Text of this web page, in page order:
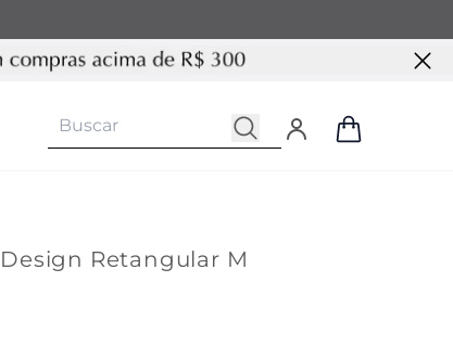
Retangular M